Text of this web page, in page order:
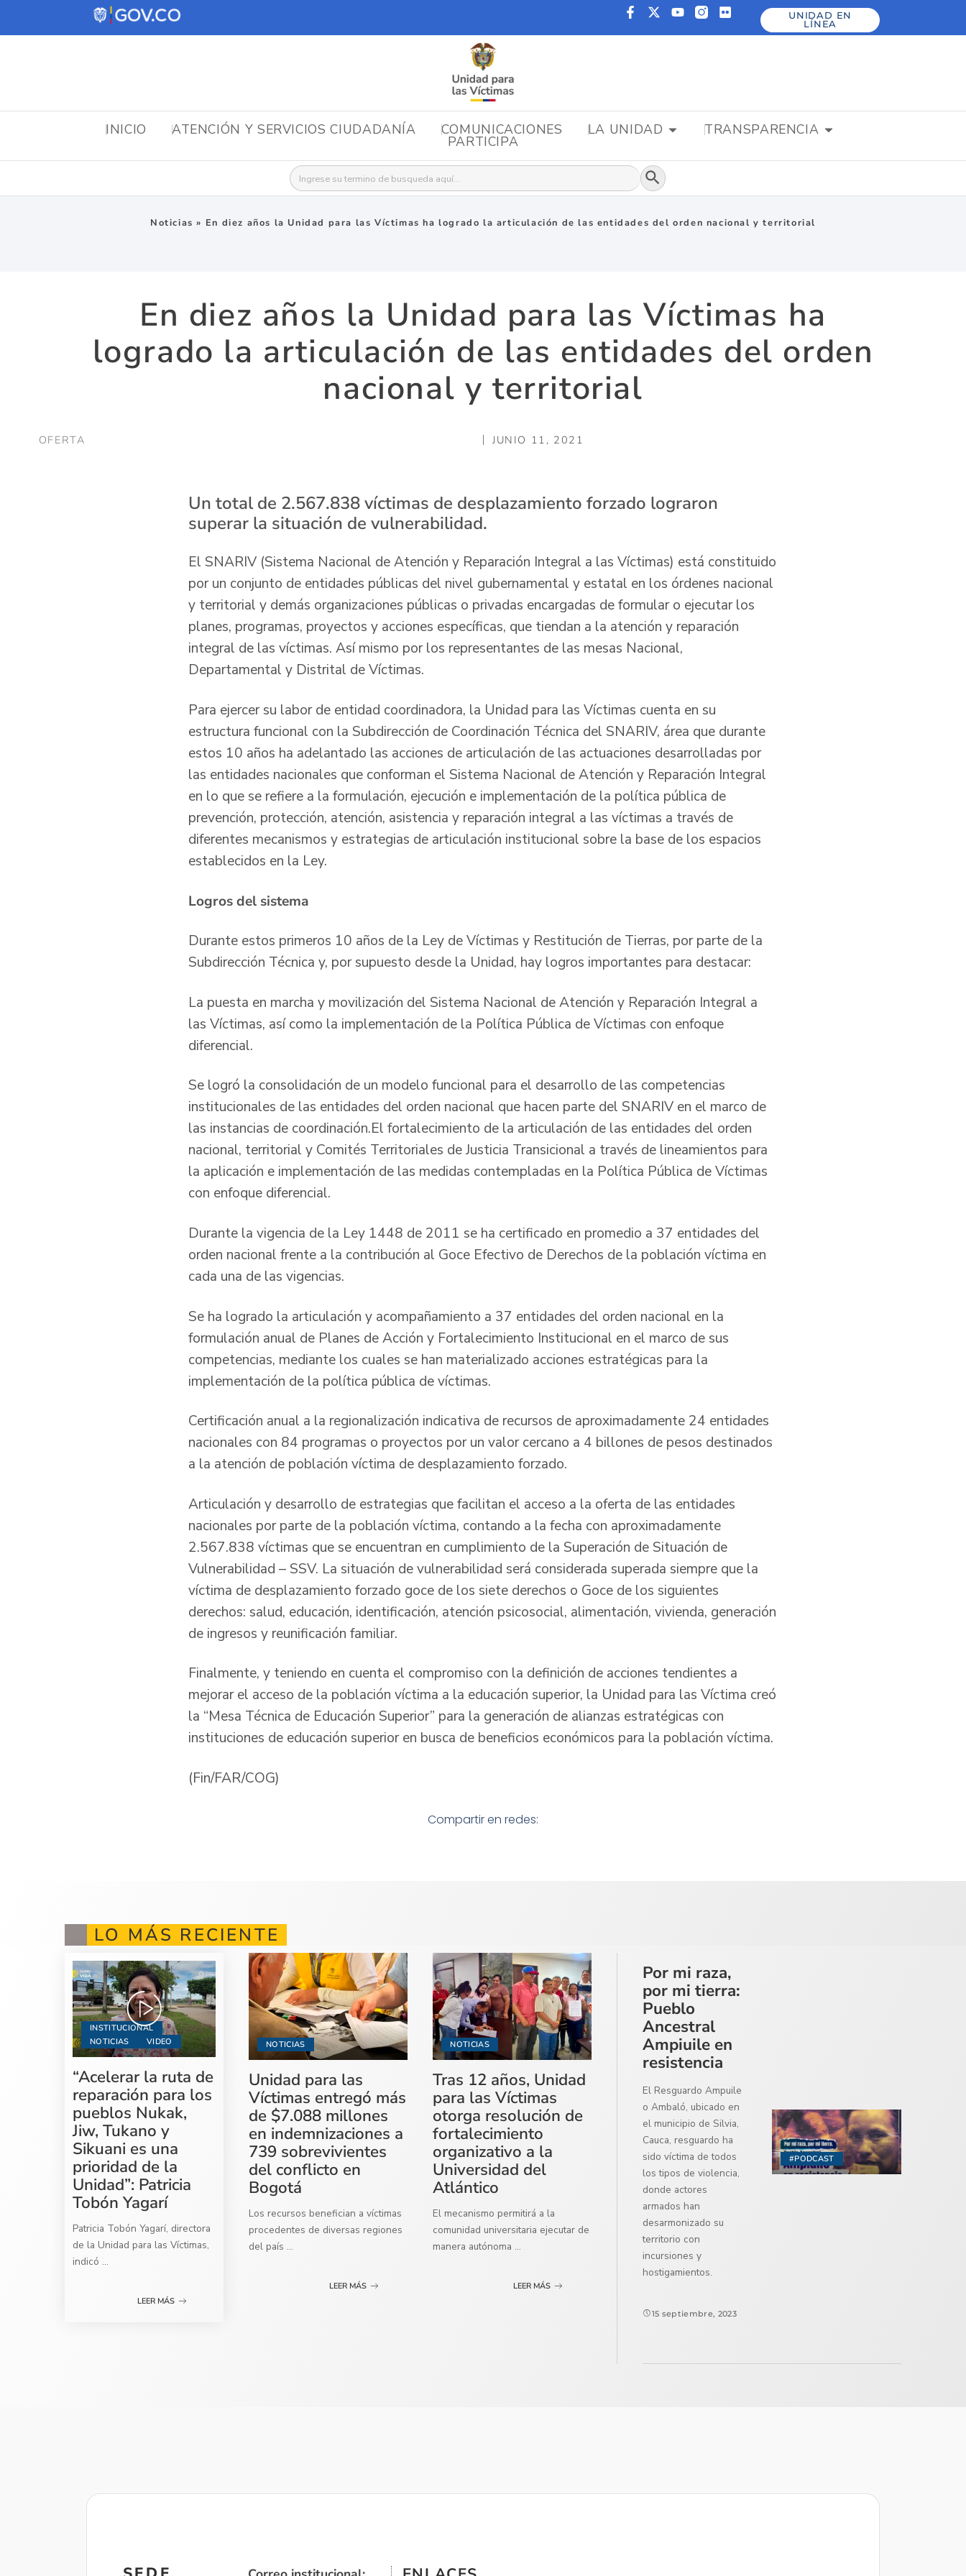
UNIDAD EN
LÍNEA
INICIO ATENCIÓN Y SERVICIOS CIUDADANÍA COMUNICACIONES LA UNIDAD TRANSPARENCIA
PARTICIPA
Buscar: Botón de búsqueda
Noticias » En diez años la Unidad para las Víctimas ha logrado la articulación de las entidades del orden nacional y territorial
En diez años la Unidad para las Víctimas ha
logrado la articulación de las entidades del orden
nacional y territorial
OFERTA JUNIO 11, 2021
Un total de 2.567.838 víctimas de desplazamiento forzado lograron
superar la situación de vulnerabilidad.
El SNARIV (Sistema Nacional de Atención y Reparación Integral a las Víctimas) está constituido
por un conjunto de entidades públicas del nivel gubernamental y estatal en los órdenes nacional
y territorial y demás organizaciones públicas o privadas encargadas de formular o ejecutar los
planes, programas, proyectos y acciones específicas, que tiendan a la atención y reparación
integral de las víctimas. Así mismo por los representantes de las mesas Nacional,
Departamental y Distrital de Víctimas.
Para ejercer su labor de entidad coordinadora, la Unidad para las Víctimas cuenta en su
estructura funcional con la Subdirección de Coordinación Técnica del SNARIV, área que durante
estos 10 años ha adelantado las acciones de articulación de las actuaciones desarrolladas por
las entidades nacionales que conforman el Sistema Nacional de Atención y Reparación Integral
en lo que se refiere a la formulación, ejecución e implementación de la política pública de
prevención, protección, atención, asistencia y reparación integral a las víctimas a través de
diferentes mecanismos y estrategias de articulación institucional sobre la base de los espacios
establecidos en la Ley.
Logros del sistema
Durante estos primeros 10 años de la Ley de Víctimas y Restitución de Tierras, por parte de la
Subdirección Técnica y, por supuesto desde la Unidad, hay logros importantes para destacar:
La puesta en marcha y movilización del Sistema Nacional de Atención y Reparación Integral a
las Víctimas, así como la implementación de la Política Pública de Víctimas con enfoque
diferencial.
Se logró la consolidación de un modelo funcional para el desarrollo de las competencias
institucionales de las entidades del orden nacional que hacen parte del SNARIV en el marco de
las instancias de coordinación.El fortalecimiento de la articulación de las entidades del orden
nacional, territorial y Comités Territoriales de Justicia Transicional a través de lineamientos para
la aplicación e implementación de las medidas contempladas en la Política Pública de Víctimas
con enfoque diferencial.
Durante la vigencia de la Ley 1448 de 2011 se ha certificado en promedio a 37 entidades del
orden nacional frente a la contribución al Goce Efectivo de Derechos de la población víctima en
cada una de las vigencias.
Se ha logrado la articulación y acompañamiento a 37 entidades del orden nacional en la
formulación anual de Planes de Acción y Fortalecimiento Institucional en el marco de sus
competencias, mediante los cuales se han materializado acciones estratégicas para la
implementación de la política pública de víctimas.
Certificación anual a la regionalización indicativa de recursos de aproximadamente 24 entidades
nacionales con 84 programas o proyectos por un valor cercano a 4 billones de pesos destinados
a la atención de población víctima de desplazamiento forzado.
Articulación y desarrollo de estrategias que facilitan el acceso a la oferta de las entidades
nacionales por parte de la población víctima, contando a la fecha con aproximadamente
2.567.838 víctimas que se encuentran en cumplimiento de la Superación de Situación de
Vulnerabilidad – SSV. La situación de vulnerabilidad será considerada superada siempre que la
víctima de desplazamiento forzado goce de los siete derechos o Goce de los siguientes
derechos: salud, educación, identificación, atención psicosocial, alimentación, vivienda, generación
de ingresos y reunificación familiar.
Finalmente, y teniendo en cuenta el compromiso con la definición de acciones tendientes a
mejorar el acceso de la población víctima a la educación superior, la Unidad para las Víctima creó
la “Mesa Técnica de Educación Superior” para la generación de alianzas estratégicas con
instituciones de educación superior en busca de beneficios económicos para la población víctima.
(Fin/FAR/COG)
Compartir en redes:
LO MÁS RECIENTE
INSTITUCIONAL
NOTICIAS
VIDEO
“Acelerar la ruta de
reparación para los
pueblos Nukak,
Jiw, Tukano y
Sikuani es una
prioridad de la
Unidad”: Patricia
Tobón Yagarí
Patricia Tobón Yagarí, directora
de la Unidad para las Víctimas,
indicó ...
LEER MÁS
NOTICIAS
Unidad para las
Víctimas entregó más
de $7.088 millones
en indemnizaciones a
739 sobrevivientes
del conflicto en
Bogotá
Los recursos benefician a víctimas
procedentes de diversas regiones
del país ...
LEER MÁS
NOTICIAS
Tras 12 años, Unidad
para las Víctimas
otorga resolución de
fortalecimiento
organizativo a la
Universidad del
Atlántico
El mecanismo permitirá a la
comunidad universitaria ejecutar de
manera autónoma ...
LEER MÁS
#PODCAST
Por mi raza,
por mi tierra:
Pueblo
Ancestral
Ampiuile en
resistencia
El Resguardo Ampuile
o Ambaló, ubicado en
el municipio de Silvia,
Cauca, resguardo ha
sido víctima de todos
los tipos de violencia,
donde actores
armados han
desarmonizado su
territorio con
incursiones y
hostigamientos.
15 septiembre, 2023